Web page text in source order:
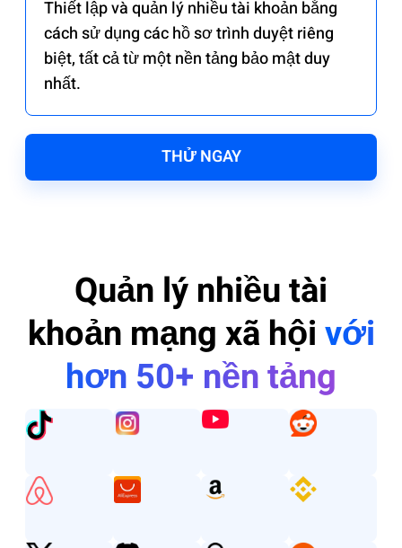
Thiết lập và quản lý nhiều tài khoản bằng
cách sử dụng các hồ sơ trình duyệt riêng
biệt, tất cả từ một nền tảng bảo mật duy
nhất.
THỬ NGAY
Quản lý nhiều tài
khoản mạng xã hộivới
hơn 50+ nền tảng